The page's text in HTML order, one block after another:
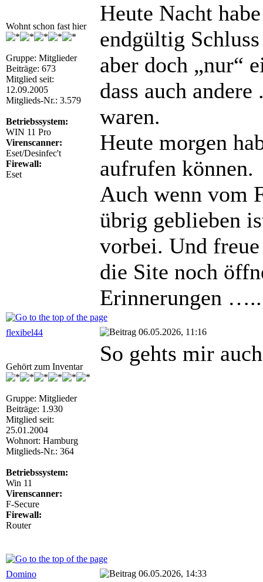
Wohnt schon fast hier
Gruppe: Mitglieder
Beiträge: 673
Mitglied seit:
12.09.2005
Mitglieds-Nr.: 3.579
Betriebssystem:
WIN 11 Pro
Virenscanner:
Eset/Desinfec't
Firewall:
Eset
Heute Nacht
endgültig
aber doch „nur“
dass auch
waren.
Heute morgen
aufrufen können.
Auch wenn vom
übrig geblieben
vorbei. Und
die Site noch
Erinnerungen …..
flexibel44 06.05.2026, 11:16
Gehört zum Inventar
Gruppe: Mitglieder
Beiträge: 1.930
Mitglied seit:
25.01.2004
Wohnort: Hamburg
Mitglieds-Nr.: 364
Betriebssystem:
Win 11
Virenscanner:
F-Secure
Firewall:
Router
So gehts mir
Domino 06.05.2026, 14:33